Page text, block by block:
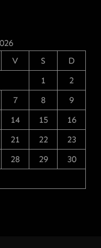
V S
D
1
2
7 8
9
14 15
16
21 22
23
28 29
30